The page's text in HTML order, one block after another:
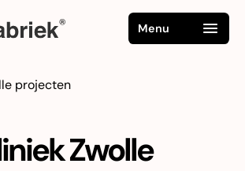
Menu
projecten
Zwolle